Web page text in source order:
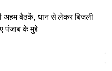
अहम बैठकें, धान से लेकर बिजली
पंजाब के मुद्दे